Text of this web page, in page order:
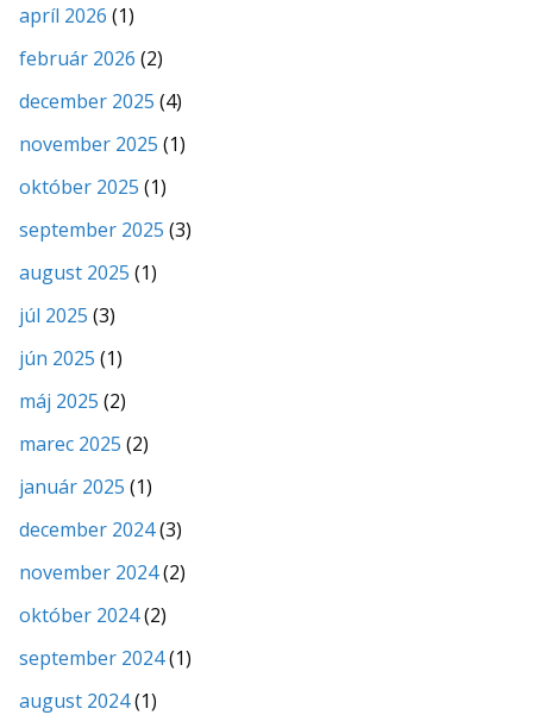
apríl 2026 (1)
február 2026 (2)
december 2025 (4)
november 2025 (1)
október 2025 (1)
september 2025 (3)
august 2025 (1)
júl 2025 (3)
jún 2025 (1)
máj 2025 (2)
marec 2025 (2)
január 2025 (1)
december 2024(3)
november 2024(2)
október 2024(2)
september 2024(1)
august 2024(1)